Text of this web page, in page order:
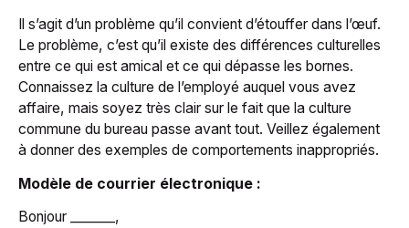
Il s’agit d’un problème qu’il convient d’étouffer dans l’œuf.
Le problème, c’est qu’il existe des différences culturelles
entre ce qui est amical et ce qui dépasse les bornes.
Connaissez la culture de l’employé auquel vous avez
affaire, mais soyez très clair sur le fait que la culture
commune du bureau passe avant tout. Veillez également
à donner des exemples de comportements inappropriés.
Modèle de courrier électronique :
Bonjour _______,